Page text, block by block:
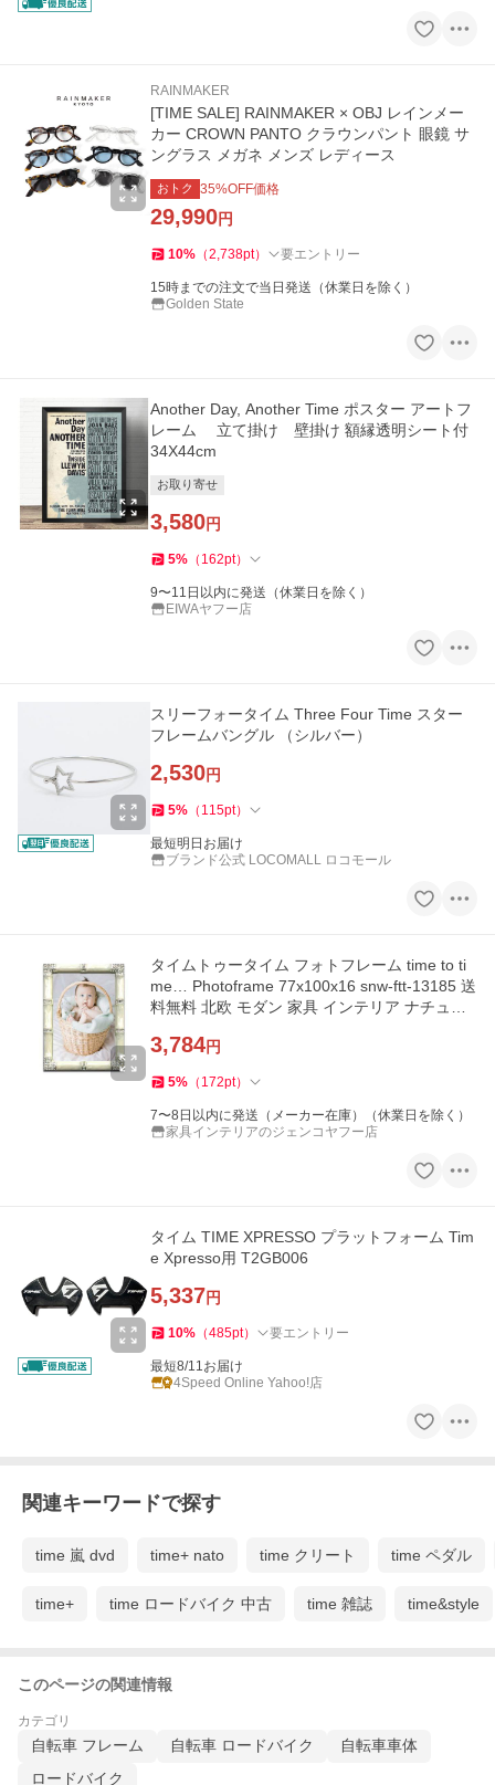
RAINMAKER
[TIME SALE] RAINMAKER × OBJ レインメー
カー CROWN PANTO クラウンパント 眼鏡 サ
ングラス メガネ メンズ レディース
おトク 35%OFF価格
29,990円
10% （2,738pt） 要エントリー
15時までの注文で当日発送（休業日を除く）
Golden State
Another Day, Another Time ポスター アートフ
レーム 立て掛け 壁掛け 額縁透明シート付
34X44cm
お取り寄せ
3,580円
5% （ 162pt）
9〜11日以内に発送（休業日を除く）
EIWAヤフー店
スリーフォータイム Three Four Time スター
フレームバングル （シルバー）
2,530円
5% （ 115pt）
最短明日お届け
ブランド公式 LOCOMALL ロコモール
タイムトゥータイム フォトフレーム time to ti
me… Photoframe 77x100x16 snw-ftt-13185 送
料無料 北欧 モダン 家具 インテリア ナチュラ
3,784円
5% （ 172pt）
7〜8日以内に発送（メーカー在庫）（休業日を除く）
家具インテリアのジェンコヤフー店
タイム TIME XPRESSO プラットフォーム Tim
e Xpresso用 T2GB006
5,337円
10% （485pt） 要エントリー
最短8/11お届け
4Speed Online Yahoo!店
関連キーワードで探す
time 嵐 dvd time+ nato time クリート time ペダル
time+ time ロードバイク 中古 time 雑誌 time&style
このページの関連情報
カテゴリ
自転車 フレーム 自転車 ロードバイク
自転車車体
ロードバイク